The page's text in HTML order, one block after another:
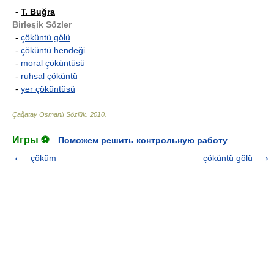
- T. Buğra
Birleşik Sözler
- çöküntü gölü
- çöküntü hendeği
- moral çöküntüsü
- ruhsal çöküntü
- yer çöküntüsü
Çağatay Osmanlı Sözlük 2010
Игры ⚽
Поможем решить контрольную работу
çöküm
çöküntü gölü